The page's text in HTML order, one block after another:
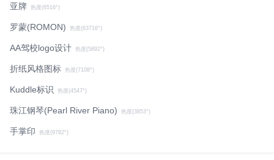
亚牌 热度(6516°)
罗蒙(ROMON) 热度(63716°)
AA驾校logo设计 热度(5892°)
折纸风格图标 热度(7108°)
Kuddle标识 热度(4547°)
珠江钢琴(Pearl River Piano) 热度(3853°)
手掌印 热度(9782°)